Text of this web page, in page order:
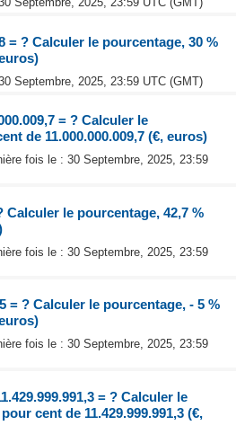
= ? Calculer le pourcentage, 30 %
Septembre, 2025, 23:59 UTC (GMT)
= ? Calculer le
de 11.000.000.009,7 (€, euros)
fois le : 30 Septembre, 2025, 23:59
Calculer le pourcentage, 42,7 %
fois le : 30 Septembre, 2025, 23:59
= ? Calculer le pourcentage, - 5 %
fois le : 30 Septembre, 2025, 23:59
= ? Calculer le
cent de 11.429.999.991,3 (€,